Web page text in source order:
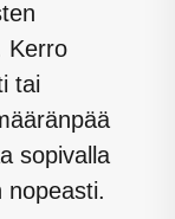
Kerro
tai
sopivalla
nopeasti.